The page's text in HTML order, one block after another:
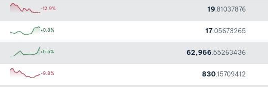
-12.9% 19.81037876
+0.8% 17.05673265
+5.5% 62,956.55263436
-9.8% 830.15709412